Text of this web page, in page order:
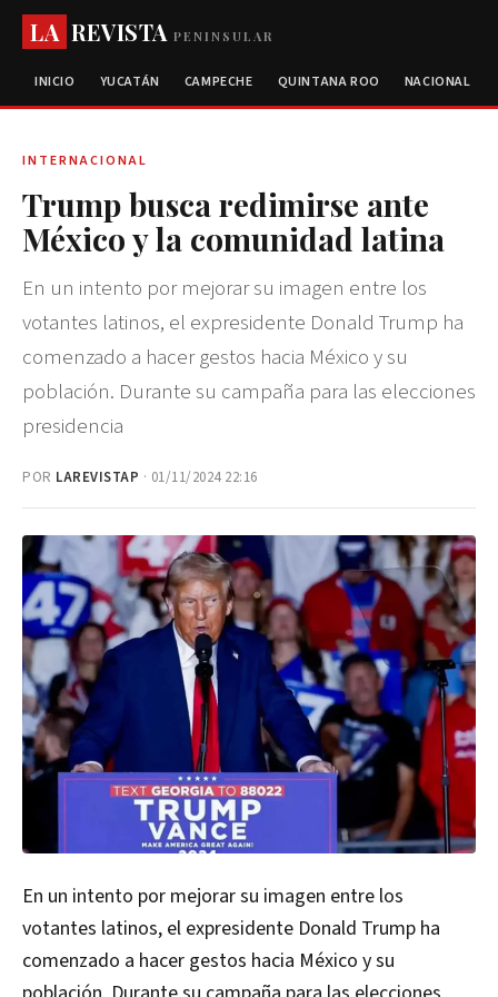
LA REVISTAPENINSULAR
INICIO YUCATÁN CAMPECHE QUINTANA ROO NACIONAL
INTERNACIONAL
Trump busca redimirse ante
México y la comunidad latina
En un intento por mejorar su imagen entre los
votantes latinos, el expresidente Donald Trump ha
comenzado a hacer gestos hacia México y su
población. Durante su campaña para las elecciones
presidencia
POR LAREVISTAP · 01/11/2024 22:16
En un intento por mejorar su imagen entre los
votantes latinos, el expresidente Donald Trump ha
comenzado a hacer gestos hacia México y su